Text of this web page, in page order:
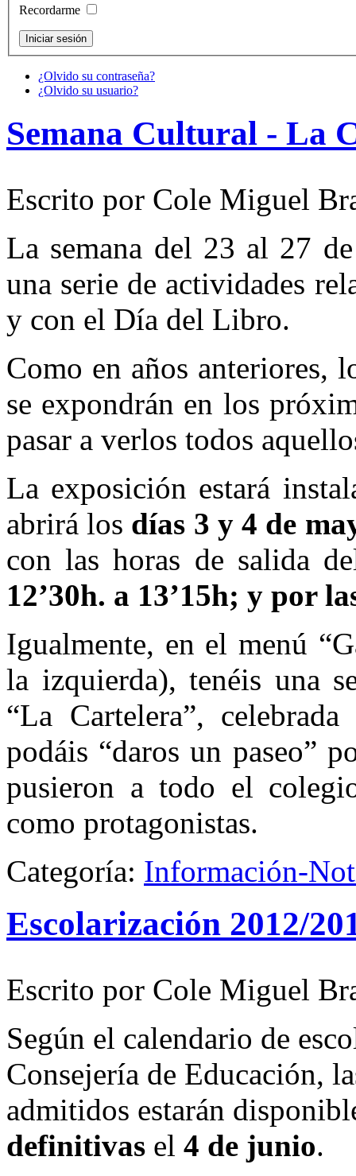
Recordarme
¿Olvido su contraseña?
¿Olvido su usuario?
Semana Cultural - La
Escrito por Cole Miguel
La semana del 23 al 27
una serie de actividades
y con el Día del Libro.
Como en años anteriores,
se expondrán en los
pasar a verlos todos
La exposición estará
abrirá los días 3 y 4 de
con las horas de salida
12’30h. a 13’15h; y por
Igualmente, en el menú
la izquierda), tenéis una
“La Cartelera”,
podáis “daros un paseo”
pusieron a todo el
como protagonistas.
Categoría: Información-
Escolarización 2012/
Escrito por Cole Miguel
Según el calendario de
Consejería de Educación,
admitidos estarán
definitivas el 4 de junio.